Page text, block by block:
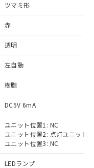
ツマミ形
赤
透明
左自動
樹脂
DC5V 6mA
ユニット位置1: NC
ユニット位置2: 点灯ユニット
ユニット位置3: NC
LEDランプ